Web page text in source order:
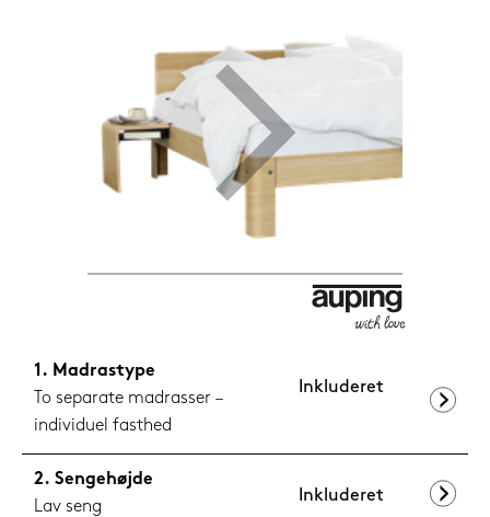
Madrastype
To separate madrasser –
individuel fasthed
Inkluderet
Sengehøjde
Lav seng
Inkluderet